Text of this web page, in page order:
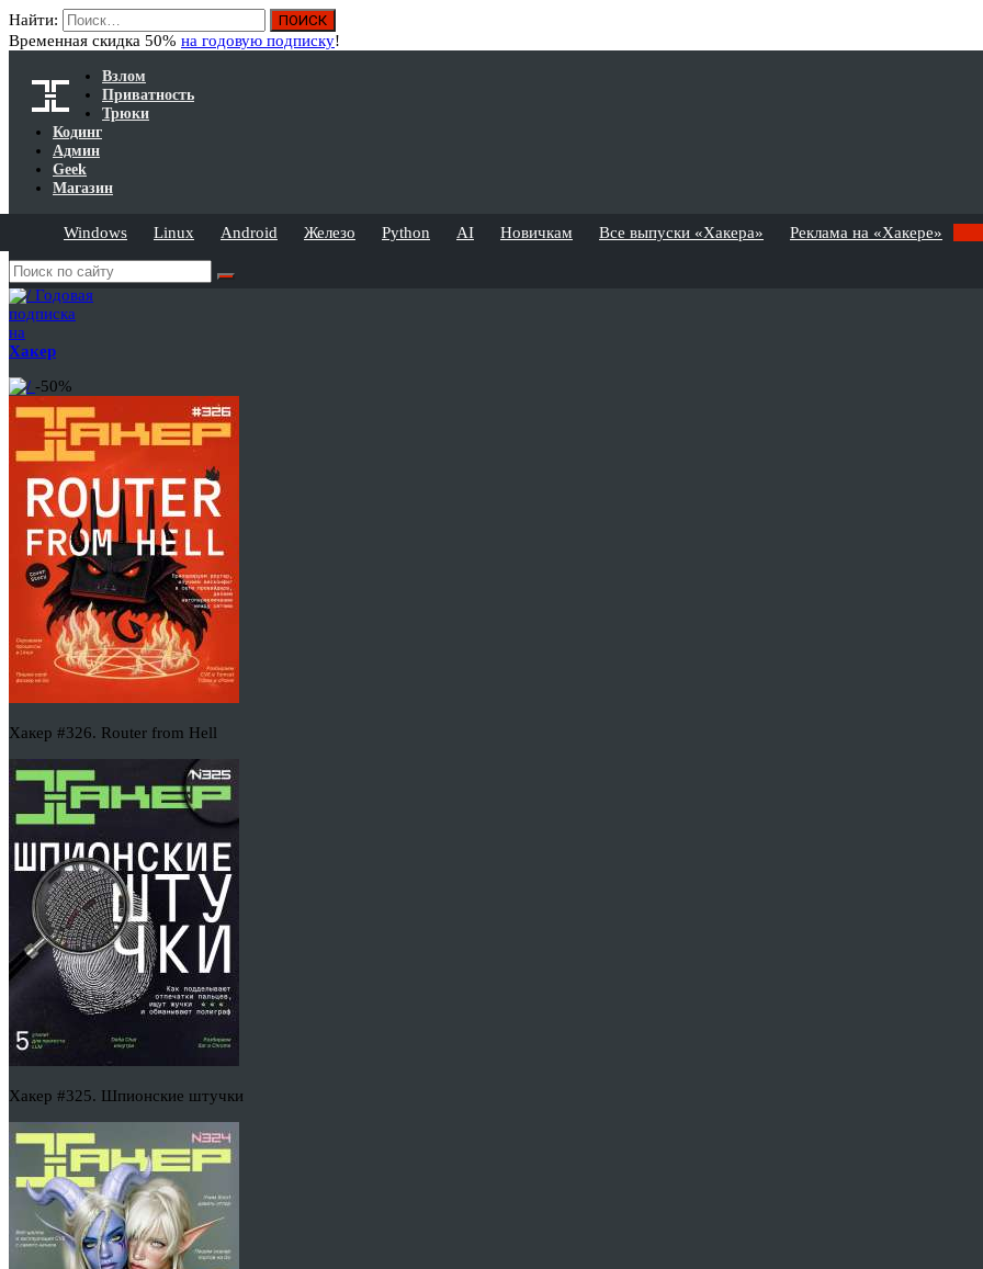
Найти:
Временная скидка 50% на годовую подписку!
Взлом
Приватность
Трюки
Кодинг
Админ
Geek
Магазин
Windows Linux Android Железо Python AI Новичкам Все выпуски «Хакера» Реклама на «Хакере»
Годовая
подписка
на
Хакер
-50%
Хакер #326. Router from Hell
Хакер #325. Шпионские штучки